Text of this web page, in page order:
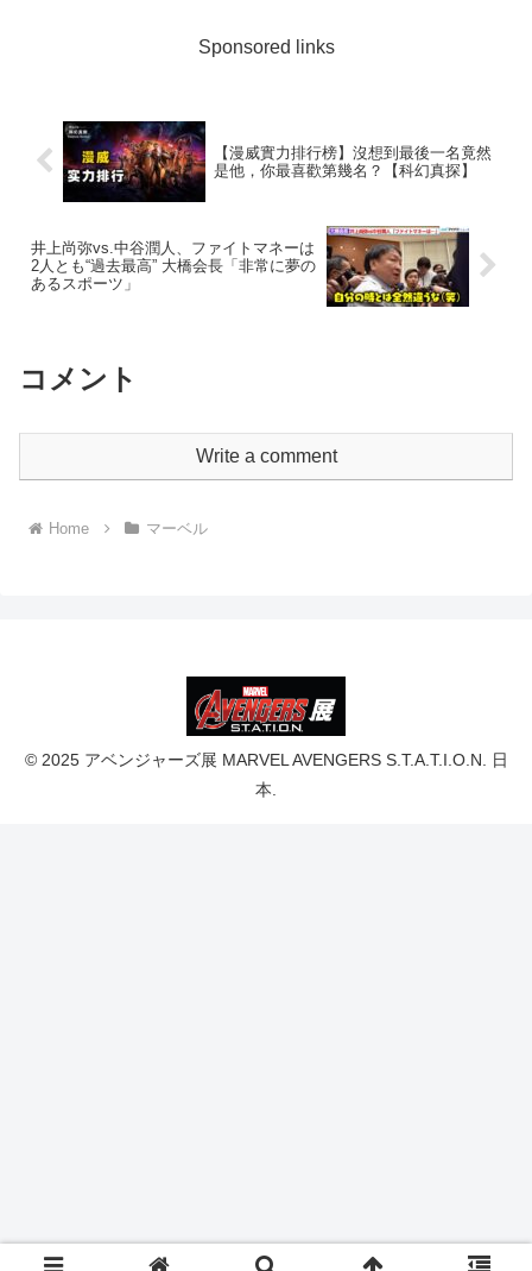
Sponsored links
【漫威實力排行榜】沒想到最後一名竟然
是他，你最喜歡第幾名？【科幻真探】
井上尚弥vs.中谷潤人、ファイトマネーは
2人とも“過去最高” 大橋会長「非常に夢の
あるスポーツ」
コメント
Write a comment
Home マーベル
© 2025 アベンジャーズ展 MARVEL AVENGERS S.T.A.T.I.O.N. 日
本.